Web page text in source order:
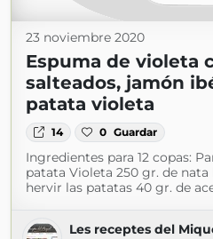
23 noviembre 2020
Espuma de violeta
salteados, jamón
patata violeta
14 0 Guardar
Ingredientes para 12 copas:
patata Violeta 250 gr. de
hervir las patatas 40 gr. de
Les receptes del